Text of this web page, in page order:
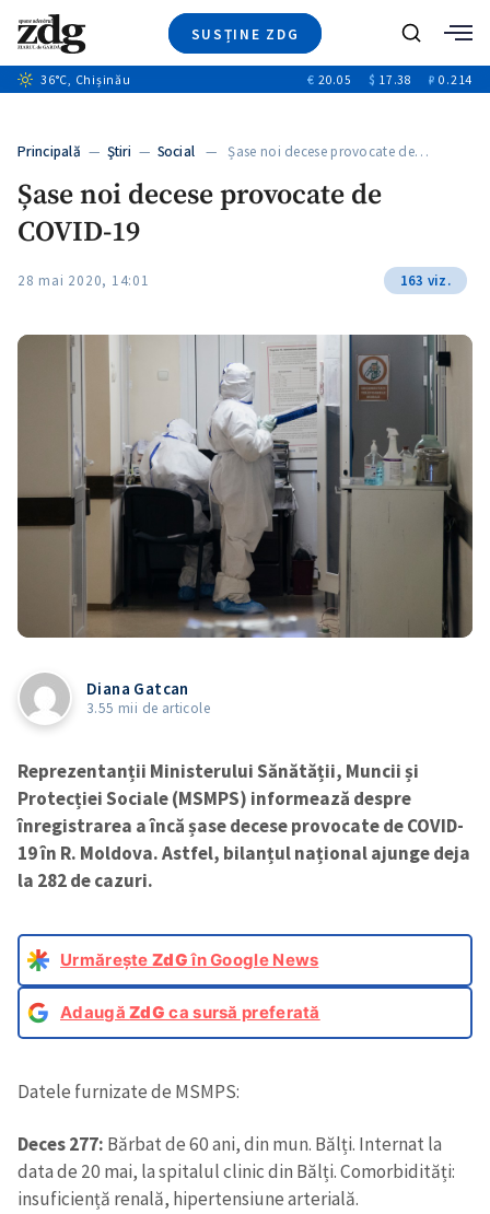
SUSȚINE ZDG
Ştiri
+11
Video
Special
Caută
36°C, Chișinău € 20.05 $ 17.38 ₽ 0.214
Principală — Ştiri — Social — Șase noi decese provocate de…
Șase noi decese provocate de
COVID-19
28 mai 2020, 14:01 163 viz.
Diana Gatcan
3.55 mii de articole
Reprezentanții Ministerului Sănătății, Muncii și
Protecției Sociale (MSMPS) informează despre
înregistrarea a încă șase decese provocate de COVID-
19 în R. Moldova. Astfel, bilanțul național ajunge deja
la 282 de cazuri.
Urmărește ZdGîn Google News
AdaugăZdG ca sursă preferată
Datele furnizate de MSMPS:
Deces 277: Bărbat de 60 ani, din mun. Bălți. Internat la
data de 20 mai, la spitalul clinic din Bălți. Comorbidități:
insuficiență renală, hipertensiune arterială.